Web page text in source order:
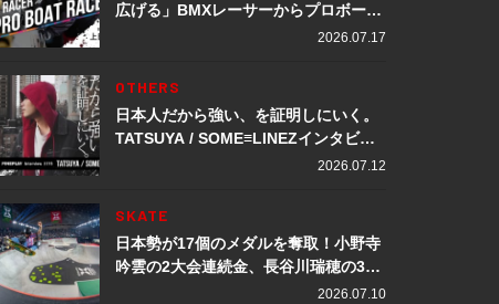
広げる」BMXレーサーからプロボート
レーサーへ転身。上田龍星が体現する
2026.07.17
OTHERS
日本人だから強い、を証明しにいく。
TATSUYA / SOME≡LINEZインタビュ
2026.07.12
SKATE
日本勢が17個のメダルを奪取！小野寺
吟雲の2大会連続金、長谷川瑞穂の3メ
ダル獲得など数々の快挙をプレイバッ
2026.07.10